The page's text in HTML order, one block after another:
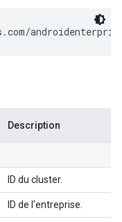
Description
ID du cluster.
ID de l'entreprise.